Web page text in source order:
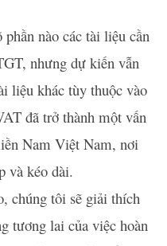
nào các tài liệu cần
nhưng dự kiến vẫn
liệu khác tùy thuộc vào
đã trở thành một vấn
Nam Việt Nam, nơi
và kéo dài.
chúng tôi sẽ giải thích
tương lai của việc hoàn